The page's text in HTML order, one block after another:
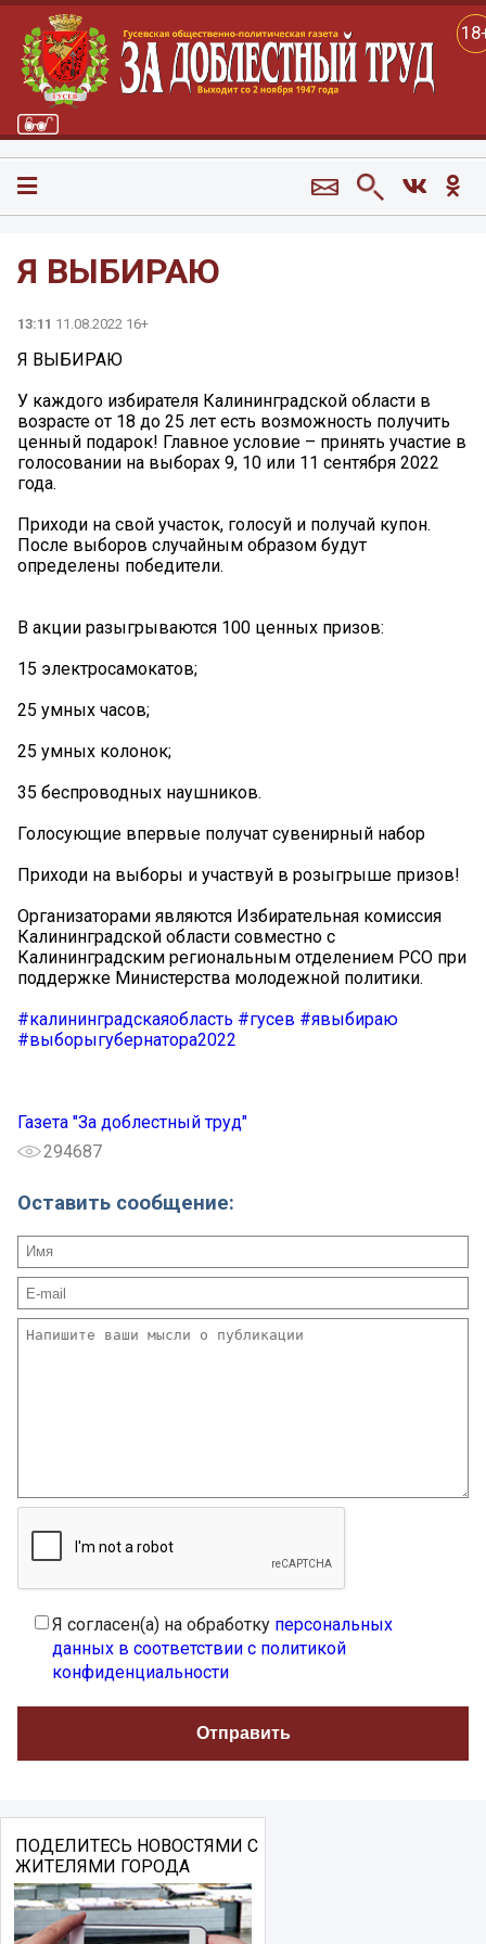
Я ВЫБИРАЮ
13:11 11.08.2022 16+
Я ВЫБИРАЮ
У каждого избирателя Калининградской области в
возрасте от 18 до 25 лет есть возможность получить
ценный подарок! Главное условие – принять участие в
голосовании на выборах 9, 10 или 11 сентября 2022
года.
Приходи на свой участок, голосуй и получай купон.
После выборов случайным образом будут
определены победители.
В акции разыгрываются 100 ценных призов:
15 электросамокатов;
25 умных часов;
25 умных колонок;
35 беспроводных наушников.
Голосующие впервые получат сувенирный набор
Приходи на выборы и участвуй в розыгрыше призов!
Организаторами являются Избирательная комиссия
Калининградской области совместно с
Калининградским региональным отделением РСО при
поддержке Министерства молодежной политики.
#калининградскаяобласть #гусев #явыбираю
#выборыгубернатора2022
Газета "За доблестный труд"
294687
Оставить сообщение:
Я согласен(а) на обработку персональных
данных в соответствии с политикой
конфиденциальности
ПОДЕЛИТЕСЬ НОВОСТЯМИ С
ЖИТЕЛЯМИ ГОРОДА